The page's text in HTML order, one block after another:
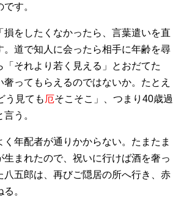
す。
損をしたくなかったら、言葉遣いを直
。道で知人に会ったら相手に年齢を尋
「それより若く見える」とおだてた
奢ってもらえるのではないか。たとえ
う見ても 厄そこそこ」、つまり40歳過
う。
く年配者が通りかからない。たまたま
生まれたので、祝いに行けば酒を奢っ
八五郎は、再びご隠居の所へ行き、赤
。